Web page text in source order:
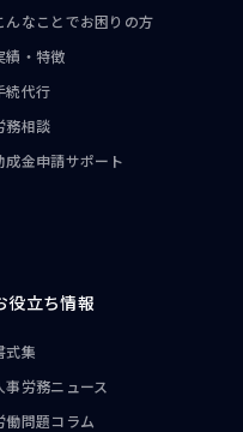
んなことでお困りの方
績・特徴
続代行
務相談
成金申請サポート
役立ち情報
式集
事労務ニュース
働問題コラム